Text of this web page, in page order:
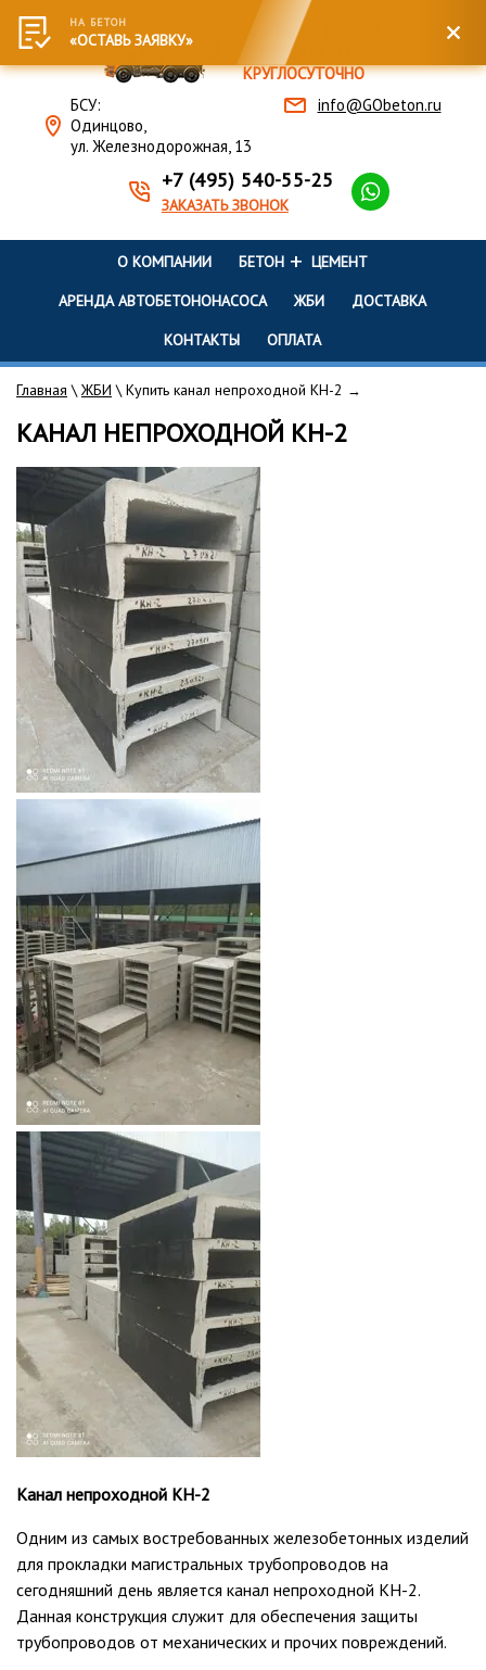
ПОСТАВКА БЕТОНА
ПО МОСКВЕ И МО
КРУГЛОСУТОЧНО
БСУ:
Одинцово,
ул. Железнодорожная, 13
info@GObeton.ru
+7 (495) 540-55-25
ЗАКАЗАТЬ ЗВОНОК
О КОМПАНИИ БЕТОН + ЦЕМЕНТ
АРЕНДА АВТОБЕТОНОНАСОСА
ЖБИ
ДОСТАВКА
КОНТАКТЫ
ОПЛАТА
Главная \ ЖБИ \ Купить канал непроходной КН-2 →
КАНАЛ НЕПРОХОДНОЙ КН-2
Канал непроходной КН-2
Одним из самых востребованных железобетонных изделий
для прокладки магистральных трубопроводов на
сегодняшний день является канал непроходной КН-2.
Данная конструкция служит для обеспечения защиты
трубопроводов от механических и прочих повреждений.
НА БЕТОН
«ОСТАВЬ ЗАЯВКУ»